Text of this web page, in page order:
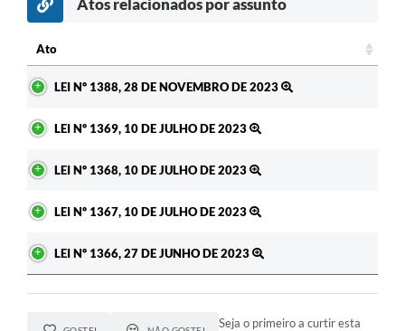
Atos relacionados por assunto
Ato
LEI Nº 1388, 28 DE NOVEMBRO DE 2023
LEI Nº 1369, 10 DE JULHO DE 2023
LEI Nº 1368, 10 DE JULHO DE 2023
LEI Nº 1367, 10 DE JULHO DE 2023
LEI Nº 1366, 27 DE JUNHO DE 2023
Seja o primeiro a curtir esta